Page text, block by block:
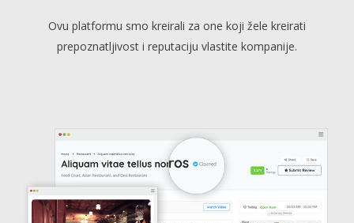
Ovu platformu smo kreirali za one koji žele kreirati
prepoznatljivost i reputaciju vlastite kompanije.